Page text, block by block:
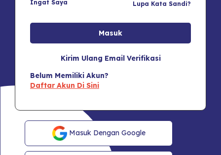
Ingat Saya Lupa Kata Sandi?
Kirim Ulang Email Verifikasi
Belum Memiliki Akun?
Daftar Akun Di Sini
Masuk Dengan Google